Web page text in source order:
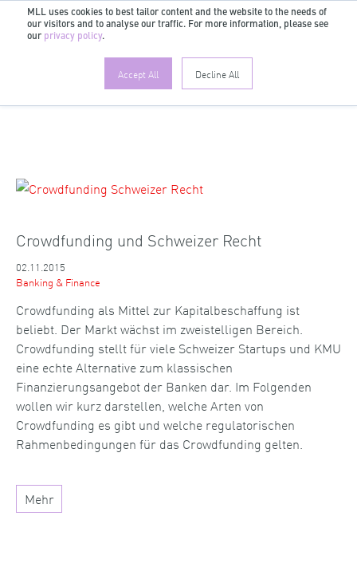
MLL uses cookies to best tailor content and the website to the needs of
our visitors and to analyse our traffic. For more information, please see
our privacy policy.
Accept All Decline All
DE
Crowdfunding und Schweizer Recht
02.11.2015
Banking & Finance
Crowdfunding als Mittel zur Kapitalbeschaffung ist
beliebt. Der Markt wächst im zweistelligen Bereich.
Crowdfunding stellt für viele Schweizer Startups und KMU
eine echte Alternative zum klassischen
Finanzierungsangebot der Banken dar. Im Folgenden
wollen wir kurz darstellen, welche Arten von
Crowdfunding es gibt und welche regulatorischen
Rahmenbedingungen für das Crowdfunding gelten.
Mehr